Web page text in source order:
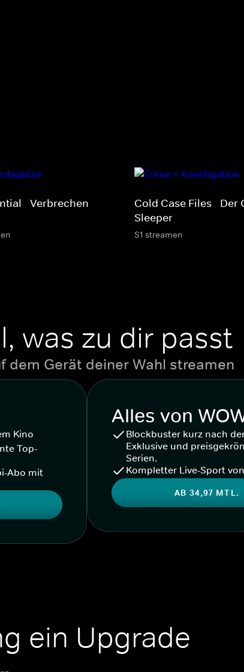
- Verbrechen
Cold Case Files - Der
Sleeper
S1 streamen
was zu dir passt
dem Gerät deiner Wahl streamen
Kino
Top-
Abo mit
Alles von
Blockbuster kurz nach
Exklusive und
Serien.
Kompletter Live-Sport
AB 34,97 MTL.
ein Upgrade